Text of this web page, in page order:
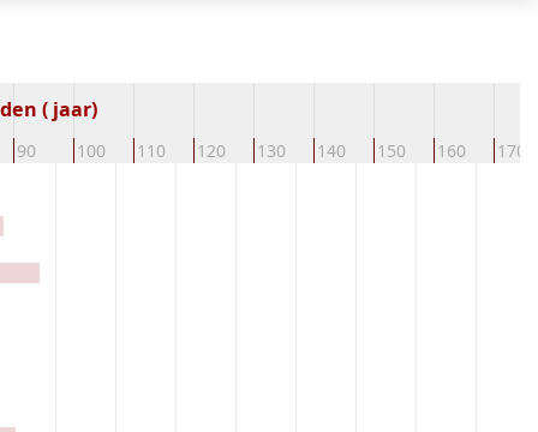
90 100 110 120 130 140 150 160 170
( jaar)